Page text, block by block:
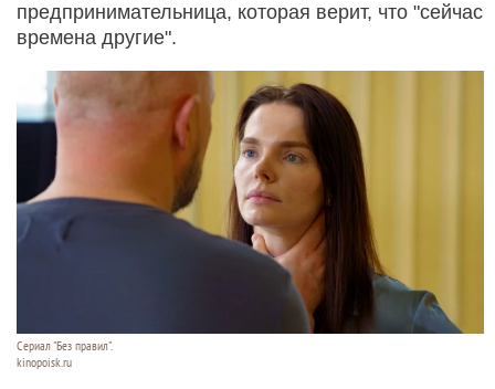
предпринимательница, которая верит, что "сейчас
времена другие".
Сериал "Без правил".
kinopoisk.ru